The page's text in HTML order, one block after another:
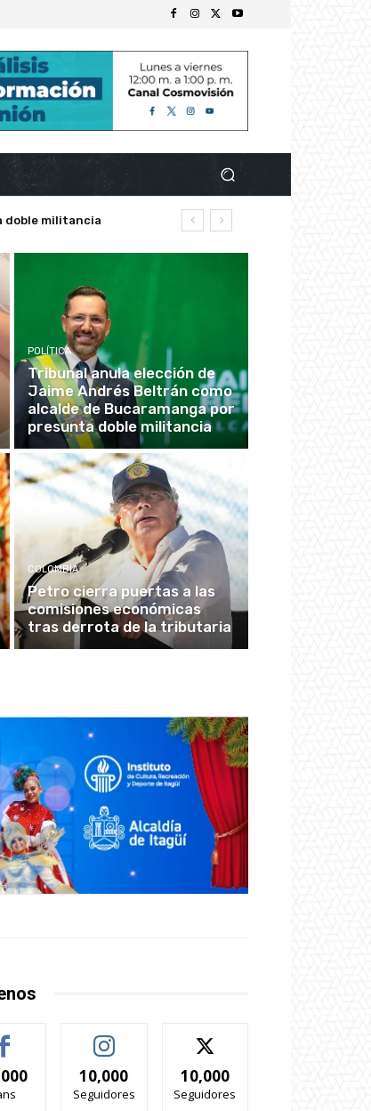
doble militancia
POLÍTICA
Tribunal anula elección de
Jaime Andrés Beltrán como
alcalde de Bucaramanga por
presunta doble militancia
COLOMBIA
Petro cierra puertas a las
comisiones económicas
tras derrota de la tributaria
10,000
Seguidores
10,000
Seguidores